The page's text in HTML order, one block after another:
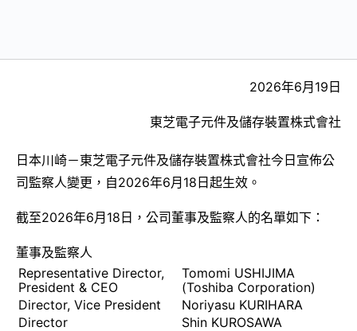
2026年6月19日
東芝電子元件及儲存裝置株式會社
日本川崎－東芝電子元件及儲存裝置株式會社今日宣佈公
司監察人變更，自2026年6月18日起生效。
截至2026年6月18日，公司董事及監察人的名單如下：
董事及監察人
Representative Director,
President & CEO
Tomomi USHIJIMA
(Toshiba Corporation)
Director, Vice President
Noriyasu KURIHARA
Director
Shin KUROSAWA